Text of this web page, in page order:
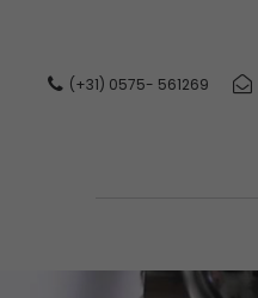
(+31) 0575- 561269